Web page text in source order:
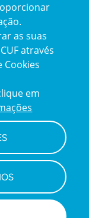
Condições
legais
as suas
através
Cookies
em